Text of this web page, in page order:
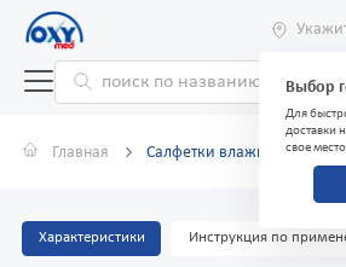
Выбор
Для
доставки
свое
Главная Салфетки влажные
Характеристики Инструкция по